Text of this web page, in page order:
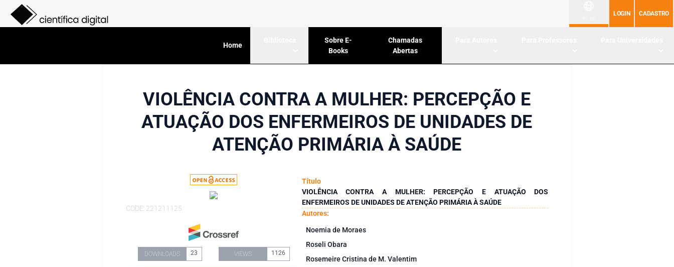
LOGIN CADASTRO
Home
Sobre E-
Books
Chamadas
Abertas
VIOLÊNCIA CONTRA A MULHER: PERCEPÇÃO E
ATUAÇÃO DOS ENFERMEIROS DE UNIDADES DE
ATENÇÃO PRIMÁRIA À SAÚDE
CODE: 221211125
DOWNLOADS 23 VIEWS 1126
Título
VIOLÊNCIA CONTRA A MULHER: PERCEPÇÃO E ATUAÇÃO DOS
ENFERMEIROS DE UNIDADES DE ATENÇÃO PRIMÁRIA À SAÚDE
Autores:
Noemia de Moraes
Roseli Obara
Rosemeire Cristina de M. Valentim